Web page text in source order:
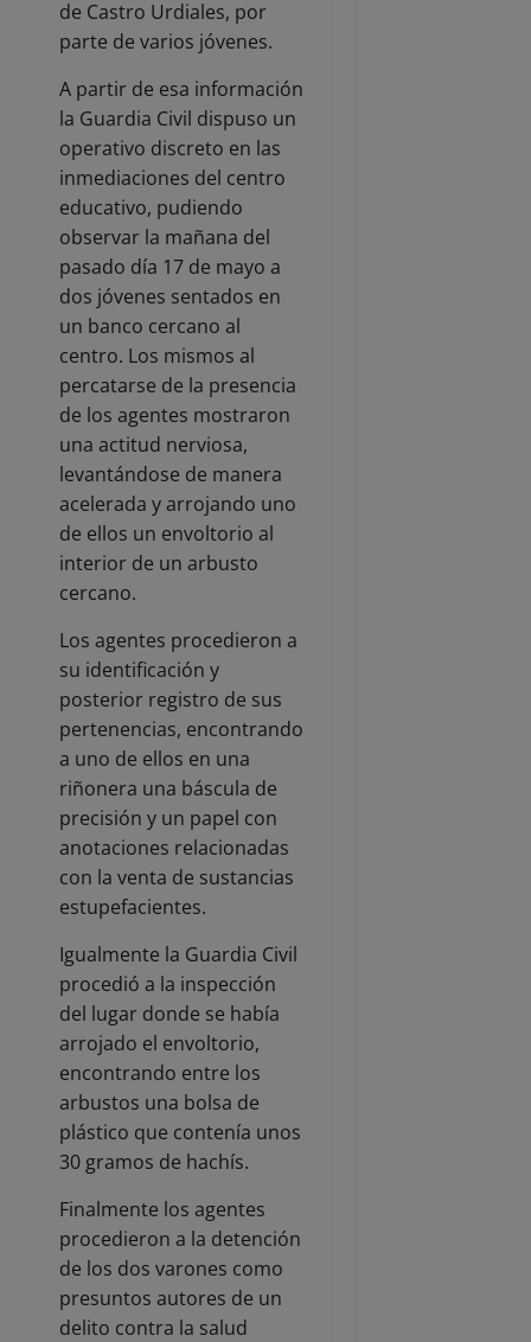
de Castro Urdiales, por
parte de varios jóvenes.
A partir de esa información
la Guardia Civil dispuso un
operativo discreto en las
inmediaciones del centro
educativo, pudiendo
observar la mañana del
pasado día 17 de mayo a
dos jóvenes sentados en
un banco cercano al
centro. Los mismos al
percatarse de la presencia
de los agentes mostraron
una actitud nerviosa,
levantándose de manera
acelerada y arrojando uno
de ellos un envoltorio al
interior de un arbusto
cercano.
Los agentes procedieron a
su identificación y
posterior registro de sus
pertenencias, encontrando
a uno de ellos en una
riñonera una báscula de
precisión y un papel con
anotaciones relacionadas
con la venta de sustancias
estupefacientes.
Igualmente la Guardia Civil
procedió a la inspección
del lugar donde se había
arrojado el envoltorio,
encontrando entre los
arbustos una bolsa de
plástico que contenía unos
30 gramos de hachís.
Finalmente los agentes
procedieron a la detención
de los dos varones como
presuntos autores de un
delito contra la salud